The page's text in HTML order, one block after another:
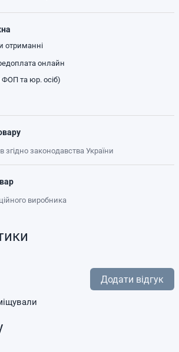
отриманні
онлайн
ФОП та юр. осіб)
згідно законодавства України
виробника
Додати відгук